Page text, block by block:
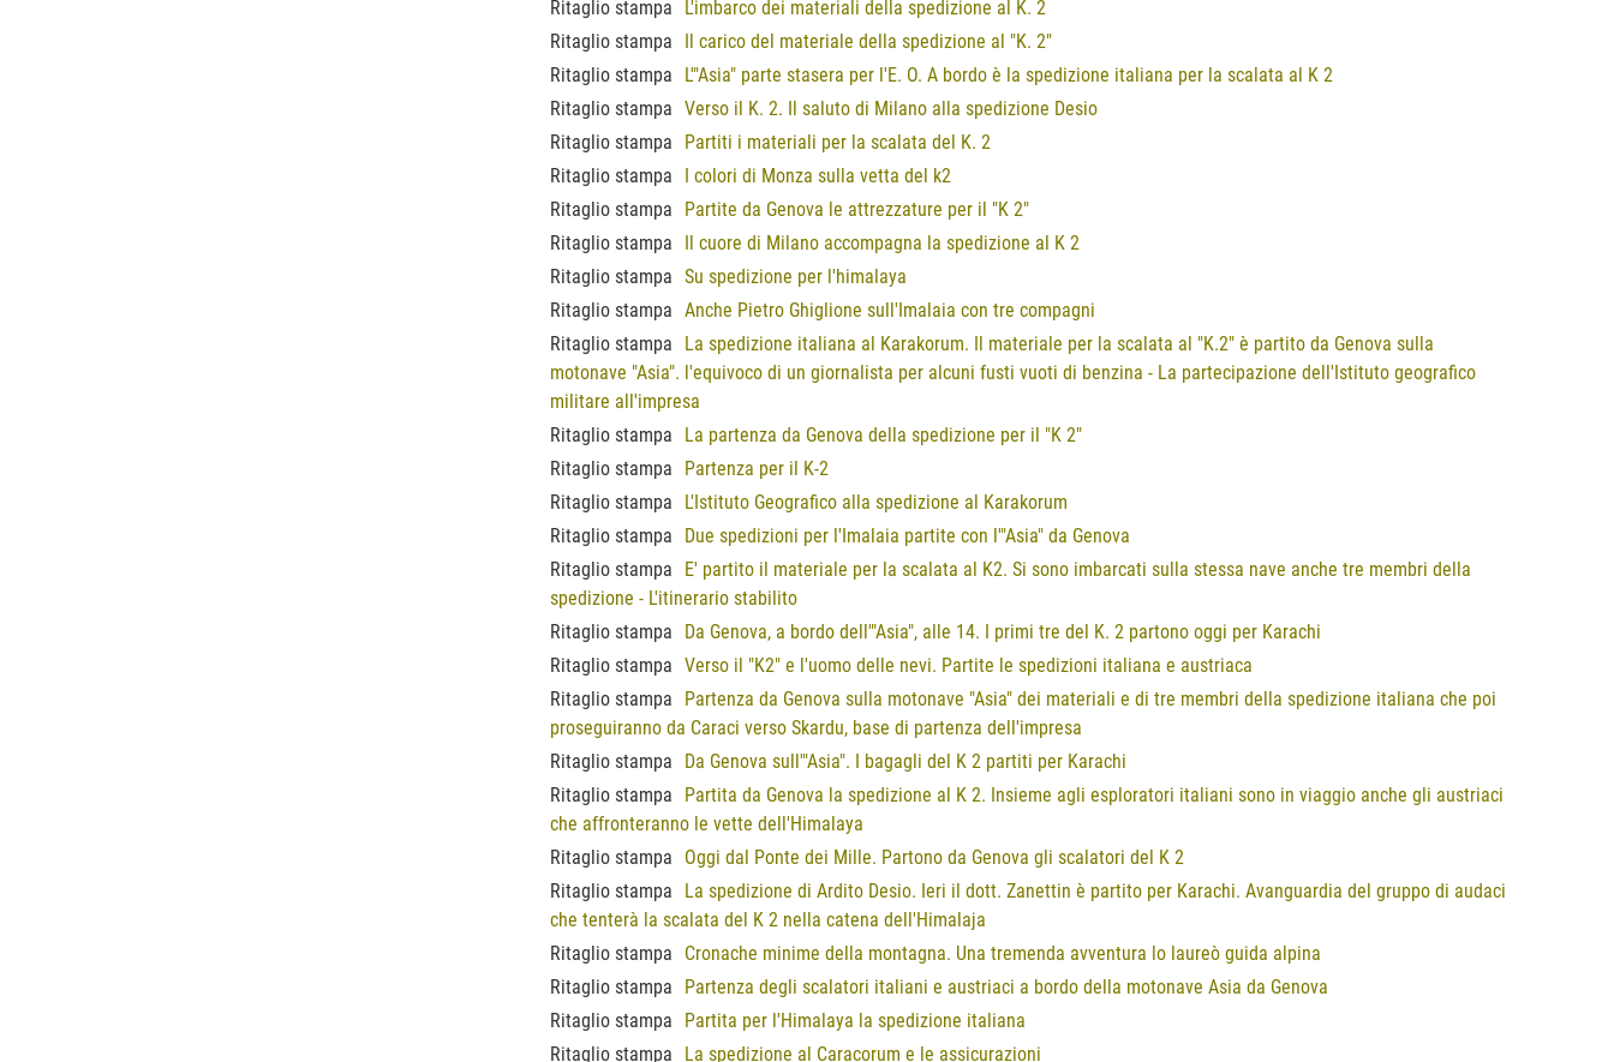
Ritaglio stampa
L'imbarco dei materiali della spedizione al K. 2
Ritaglio stampa
Il carico del materiale della spedizione al "K. 2"
Ritaglio stampa
L'"Asia" parte stasera per l'E. O. A bordo è la spedizione italiana per la scalata al K 2
Ritaglio stampa Verso il K. 2. Il saluto di Milano alla spedizione Desio
Ritaglio stampa
Partiti i materiali per la scalata del K. 2
Ritaglio stampa
I colori di Monza sulla vetta del k2
Ritaglio stampa
Partite da Genova le attrezzature per il "K 2"
Ritaglio stampa
Il cuore di Milano accompagna la spedizione al K 2
Ritaglio stampa Su spedizione per l'himalaya
Ritaglio stampa Anche Pietro Ghiglione sull'Imalaia con tre compagni
Ritaglio stampa
La spedizione italiana al Karakorum. Il materiale per la scalata al "K.2" è partito da Genova sulla
motonave "Asia". l'equivoco di un giornalista per alcuni fusti vuoti di benzina - La partecipazione dell'Istituto geografico
militare all'impresa
Ritaglio stampa
La partenza da Genova della spedizione per il "K 2"
Ritaglio stampa
Partenza per il K-2
Ritaglio stampa
L'Istituto Geografico alla spedizione al Karakorum
Ritaglio stampa
Due spedizioni per l'Imalaia partite con l'"Asia" da Genova
Ritaglio stampa
E' partito il materiale per la scalata al K2. Si sono imbarcati sulla stessa nave anche tre membri della
spedizione - L'itinerario stabilito
Ritaglio stampa
Da Genova, a bordo dell'"Asia", alle 14. I primi tre del K. 2 partono oggi per Karachi
Ritaglio stampa Verso il "K2" e l'uomo delle nevi. Partite le spedizioni italiana e austriaca
Ritaglio stampa
Partenza da Genova sulla motonave "Asia" dei materiali e di tre membri della spedizione italiana che poi
proseguiranno da Caraci verso Skardu, base di partenza dell'impresa
Ritaglio stampa
Da Genova sull'"Asia". I bagagli del K 2 partiti per Karachi
Ritaglio stampa
Partita da Genova la spedizione al K 2. Insieme agli esploratori italiani sono in viaggio anche gli austriaci
che affronteranno le vette dell'Himalaya
Ritaglio stampa
Oggi dal Ponte dei Mille. Partono da Genova gli scalatori del K 2
Ritaglio stampa
La spedizione di Ardito Desio. Ieri il dott. Zanettin è partito per Karachi. Avanguardia del gruppo di audaci
che tenterà la scalata del K 2 nella catena dell'Himalaja
Ritaglio stampa
Cronache minime della montagna. Una tremenda avventura lo laureò guida alpina
Ritaglio stampa
Partenza degli scalatori italiani e austriaci a bordo della motonave Asia da Genova
Ritaglio stampa
Partita per l'Himalaya la spedizione italiana
Ritaglio stampa
La spedizione al Caracorum e le assicurazioni